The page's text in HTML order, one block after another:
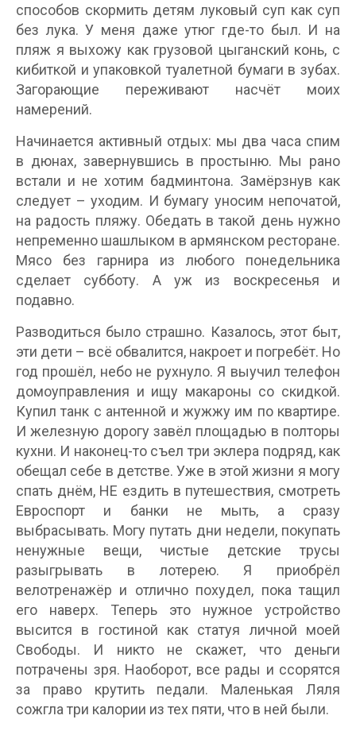
способов скормить детям луковый суп как суп
без лука. У меня даже утюг где-то был. И на
пляж я выхожу как грузовой цыганский конь, с
кибиткой и упаковкой туалетной бумаги в зубах.
Загорающие переживают насчёт моих
намерений.
Начинается активный отдых: мы два часа спим
в дюнах, завернувшись в простыню. Мы рано
встали и не хотим бадминтона. Замёрзнув как
следует – уходим. И бумагу уносим непочатой,
на радость пляжу. Обедать в такой день нужно
непременно шашлыком в армянском ресторане.
Мясо без гарнира из любого понедельника
сделает субботу. А уж из воскресенья и
подавно.
Разводиться было страшно. Казалось, этот быт,
эти дети – всё обвалится, накроет и погребёт. Но
год прошёл, небо не рухнуло. Я выучил телефон
домоуправления и ищу макароны со скидкой.
Купил танк с антенной и жужжу им по квартире.
И железную дорогу завёл площадью в полторы
кухни. И наконец-то съел три эклера подряд, как
обещал себе в детстве. Уже в этой жизни я могу
спать днём, НЕ ездить в путешествия, смотреть
Евроспорт и банки не мыть, а сразу
выбрасывать. Могу путать дни недели, покупать
ненужные вещи, чистые детские трусы
разыгрывать в лотерею. Я приобрёл
велотренажёр и отлично похудел, пока тащил
его наверх. Теперь это нужное устройство
высится в гостиной как статуя личной моей
Свободы. И никто не скажет, что деньги
потрачены зря. Наоборот, все рады и ссорятся
за право крутить педали. Маленькая Ляля
сожгла три калории из тех пяти, что в ней были.